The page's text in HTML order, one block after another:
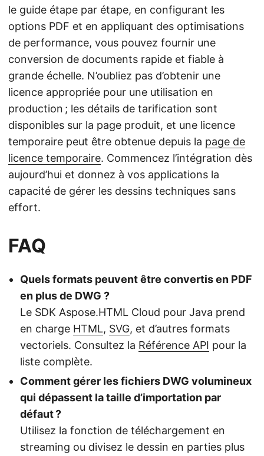
le guide étape par étape, en configurant les
options PDF et en appliquant des optimisations
de performance, vous pouvez fournir une
conversion de documents rapide et fiable à
grande échelle. N’oubliez pas d’obtenir une
licence appropriée pour une utilisation en
production ; les détails de tarification sont
disponibles sur la page produit, et une licence
temporaire peut être obtenue depuis la page de
licence temporaire. Commencez l’intégration dès
aujourd’hui et donnez à vos applications la
capacité de gérer les dessins techniques sans
effort.
FAQ
Quels formats peuvent être convertis en PDF
en plus de DWG ?
Le SDK Aspose.HTML Cloud pour Java prend
en charge HTML, SVG, et d’autres formats
vectoriels. Consultez la Référence API pour la
liste complète.
Comment gérer les fichiers DWG volumineux
qui dépassent la taille d’importation par
défaut ?
Utilisez la fonction de téléchargement en
streaming ou divisez le dessin en parties plus